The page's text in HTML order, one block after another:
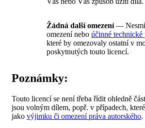
Žádná další omezení—
omezení nebo účinné
které by omezovaly ostatní v
poskytnutých touto licencí.
Poznámky:
Touto licencí se není třeba řídit ohledně
jsou volným dílem, popř. v případech,
jako výjimku či omezení práva autorského.